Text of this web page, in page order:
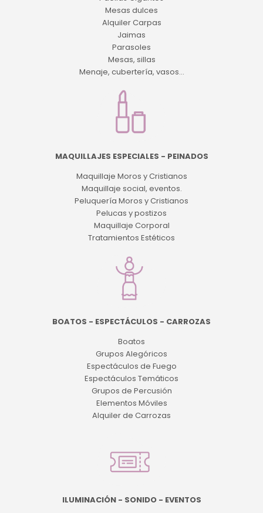
Mesas dulces
Alquiler Carpas
Jaimas
Parasoles
Mesas, sillas
Menaje, cubertería, vasos...
MAQUILLAJES ESPECIALES - PEINADOS
Maquillaje Moros y Cristianos
Maquillaje social, eventos.
Peluquería Moros y Cristianos
Pelucas y postizos
Maquillaje Corporal
Tratamientos Estéticos
BOATOS - ESPECTÁCULOS - CARROZAS
Boatos
Grupos Alegóricos
Espectáculos de Fuego
Espectáculos Temáticos
Grupos de Percusión
Elementos Móviles
Alquiler de Carrozas
ILUMINACIÓN - SONIDO - EVENTOS